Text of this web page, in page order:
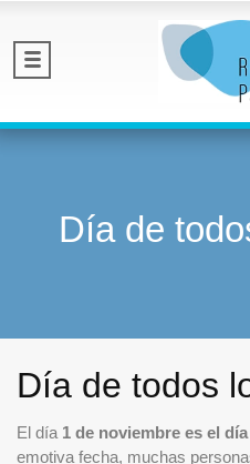
Día de
Día de todos
El día 1 de noviembre es el
emotiva fecha, muchas